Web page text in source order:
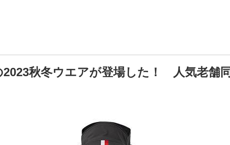
2023秋冬ウエアが登場した！ 人気老舗